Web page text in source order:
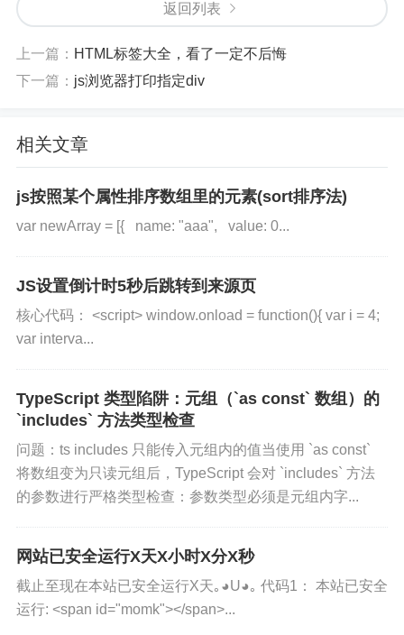
_this).
}
$
'div.suspend'
var event_clientY=e.
var top
var screenHight
if(isIEtest ) {//IE中
                    screenHight
divHeight22
//
//
if(event_clientY>
//alert(111);
if(top
{
                    top
返回列表
上一篇： HTML标签大全，看了一定不后悔
下一篇： js浏览器打印指定div
相关文章
js按照某个属性排序数组里的元素(sort排序法)
var newArray = [{ name: "aaa", value: 0...
JS设置倒计时5秒后跳转到来源页
核心代码： <script> window.onload = function(){ var i = 4;
var interva...
TypeScript 类型陷阱：元组（`as const` 数组）的
`includes` 方法类型检查
问题：ts includes 只能传入元组内的值当使用 `as const`
将数组变为只读元组后，TypeScript 会对 `includes` 方法
的参数进行严格类型检查：参数类型必须是元组内字...
网站已安全运行X天X小时X分X秒
截止至现在本站已安全运行X天｡◕U◕｡ 代码1： 本站已安全
运行: <span id="momk"></span>...